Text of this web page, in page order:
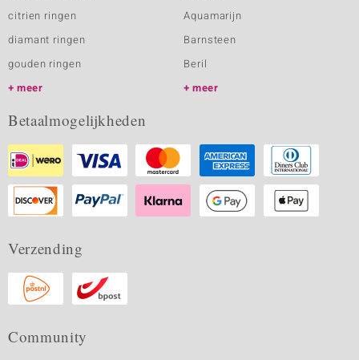
citrien ringen
diamant ringen
gouden ringen
meer
Aquamarijn
Barnsteen
Beril
meer
Betaalmogelijkheden
Verzending
Community